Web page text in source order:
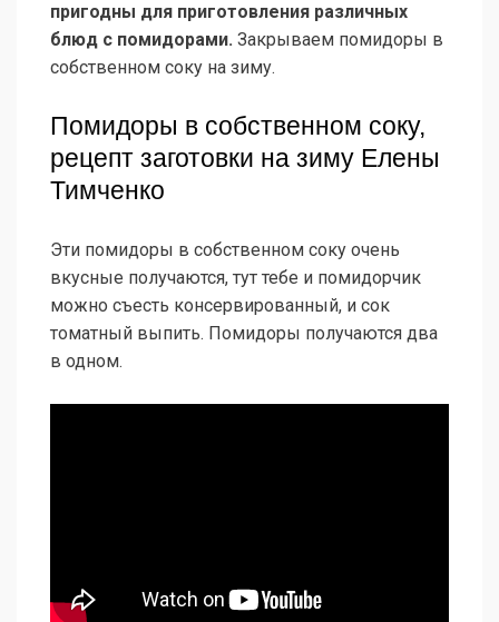
пригодны для приготовления различных
блюд с помидорами. Закрываем помидоры в
собственном соку на зиму.
Помидоры в собственном соку,
рецепт заготовки на зиму Елены
Тимченко
Эти помидоры в собственном соку очень
вкусные получаются, тут тебе и помидорчик
можно съесть консервированный, и сок
томатный выпить. Помидоры получаются два
в одном.